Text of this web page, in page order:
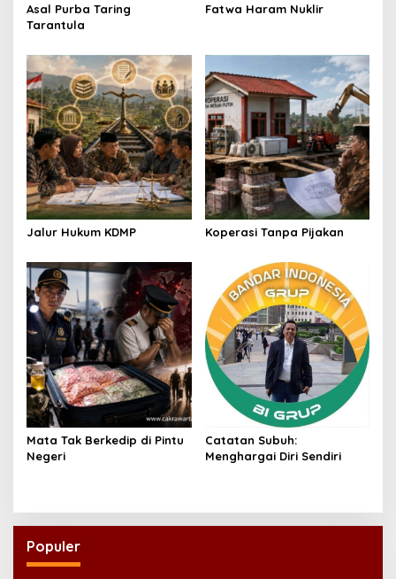
o
n
Asal Purba Taring
Tarantula
Fatwa Haram Nuklir
Jalur Hukum KDMP Koperasi Tanpa Pijakan
Mata Tak Berkedip di Pintu
Negeri
Catatan Subuh:
Menghargai Diri Sendiri
Populer